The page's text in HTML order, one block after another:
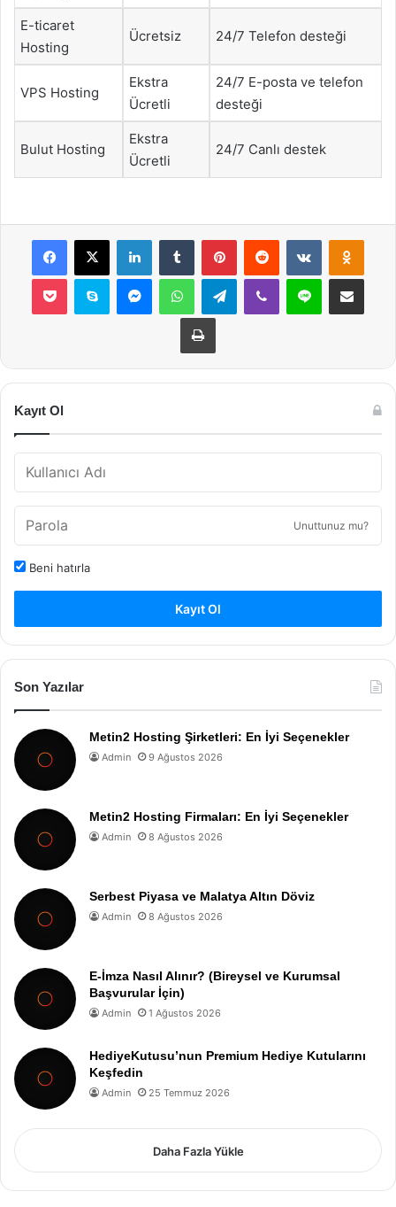
E-ticaret
Hosting
Ücretsiz 24/7 Telefon desteği
VPS Hosting
Ekstra
Ücretli
24/7 E-posta ve telefon
desteği
Bulut Hosting
Ekstra
Ücretli
24/7 Canlı destek
Facebook
X LinkedInTumblr PinterestReddit VKontakte
Pocket Skype MessengerWhatsAppTelegramViber Line E-Posta ile
Yazdır
Kayıt Ol
Unuttunuz mu?
Beni hatırla
Kayıt Ol
Son Yazılar
Metin2 Hosting Şirketleri: En İyi Seçenekler
Admin 9 Ağustos 2026
Metin2 Hosting Firmaları: En İyi Seçenekler
Admin 8 Ağustos 2026
Serbest Piyasa ve Malatya Altın Döviz
Admin 8 Ağustos 2026
E-İmza Nasıl Alınır? (Bireysel ve Kurumsal
Başvurular İçin)
Admin 1 Ağustos 2026
HediyeKutusu’nun Premium Hediye Kutularını
Keşfedin
Admin 25 Temmuz 2026
Daha Fazla Yükle